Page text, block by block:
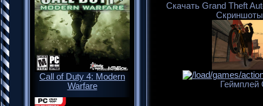
Call of Duty 4: Modern
Warfare
Скачать Grand Theft
Скриншоты
Геймплей